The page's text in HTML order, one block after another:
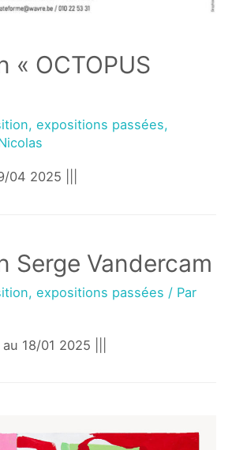
« OCTOPUS
, expositions passées,
04 2025 |||
Serge Vandercam
, expositions passées / Par
18/01 2025 |||